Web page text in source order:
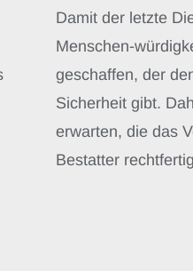
Damit der letzte
Menschen-
geschaffen, der
Sicherheit gibt.
erwarten, die das
Bestatter